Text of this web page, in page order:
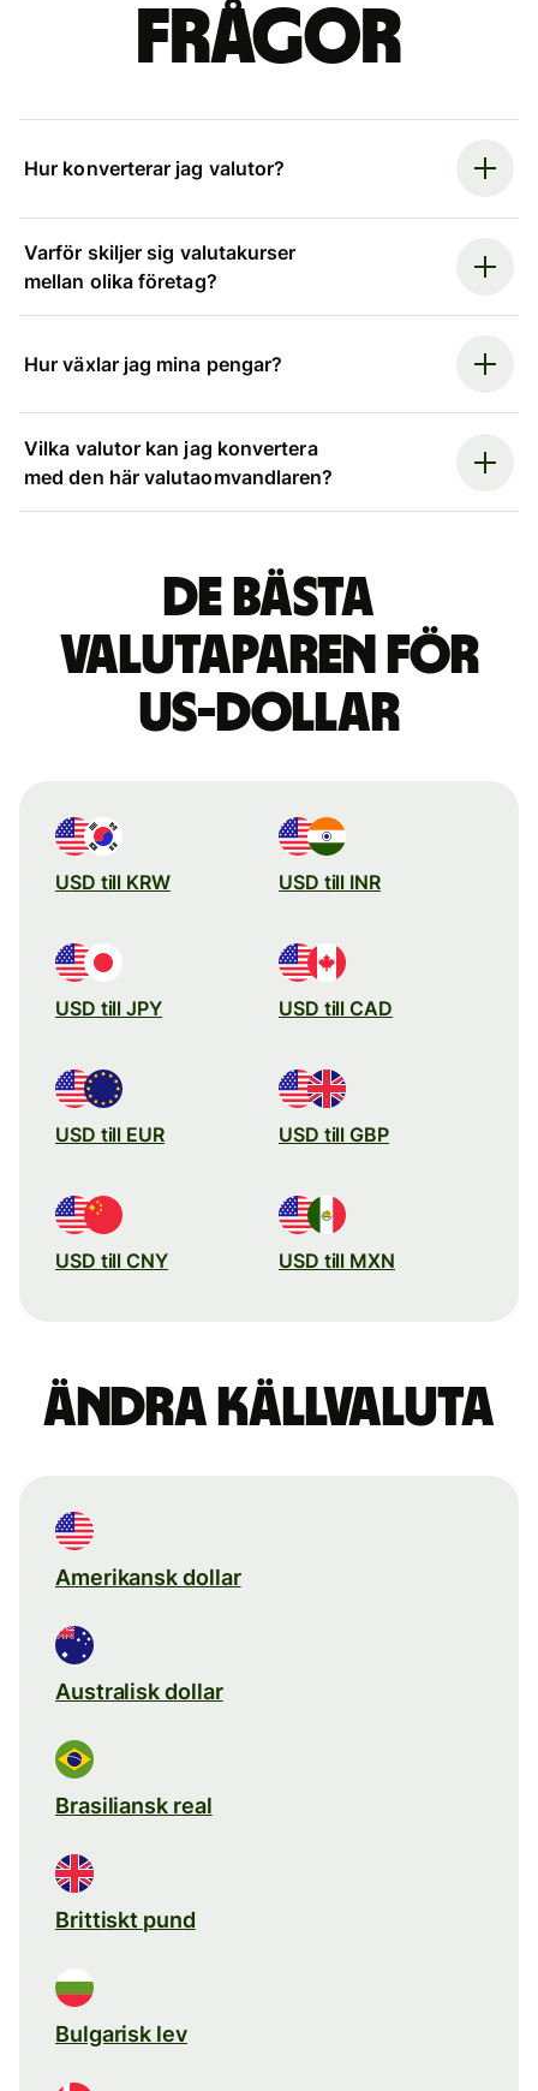
frågor
Hur konverterar jag valutor?
Varför skiljer sig valutakurser
mellan olika företag?
Hur växlar jag mina pengar?
Vilka valutor kan jag konvertera
med den här valutaomvandlaren?
De bästa
valutaparen för
US-dollar
USD till KRW USD till INR
USD till JPY USD till CAD
USD till EUR USD till GBP
USD till CNY USD till MXN
Ändra källvaluta
Amerikansk dollar
Australisk dollar
Brasiliansk real
Brittiskt pund
Bulgarisk lev